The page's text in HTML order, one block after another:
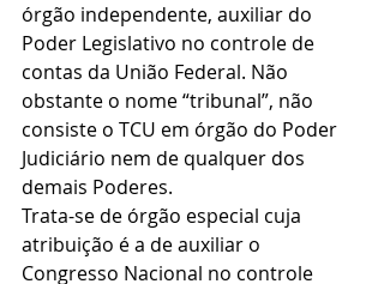
órgão independente, auxiliar do
Poder Legislativo no controle de
contas da União Federal. Não
obstante o nome “tribunal”, não
consiste o TCU em órgão do Poder
Judiciário nem de qualquer dos
demais Poderes.
Trata-se de órgão especial cuja
atribuição é a de auxiliar o
Congresso Nacional no controle